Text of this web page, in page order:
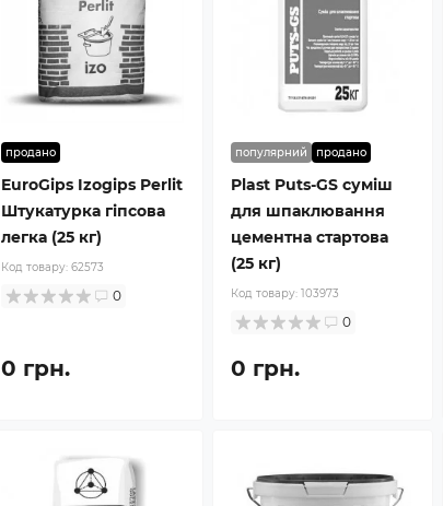
продано
EuroGips Izogips Perlit
Штукатурка гіпсова
легка (25 кг)
Код товару: 62573
0
0 грн.
популярний продано
Plast Puts-GS суміш
для шпаклювання
цементна стартова
(25 кг)
Код товару: 103973
0
0 грн.